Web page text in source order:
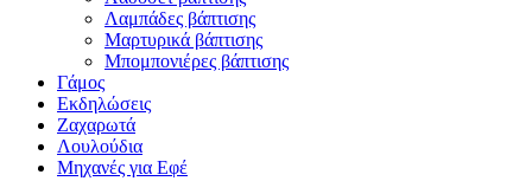
Λαμπάδες βάπτισης
Μαρτυρικά βάπτισης
Μπομπονιέρες βάπτισης
Γάμος
Εκδηλώσεις
Ζαχαρωτά
Λουλούδια
Μηχανές για Εφέ